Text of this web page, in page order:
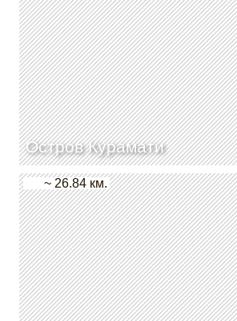
Остров Курамати
~ 26.84 км.